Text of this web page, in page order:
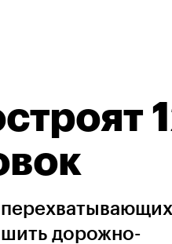
перехватывающих
дорожно-